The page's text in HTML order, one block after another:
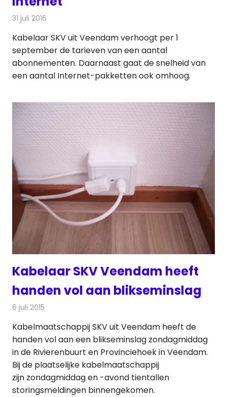
31 juli 2016
Kabelaar SKV uit Veendam verhoogt per 1
september de tarieven van een aantal
abonnementen. Daarnaast gaat de snelheid van
een aantal Internet-pakketten ook omhoog.
Kabelaar SKV Veendam heeft
handen vol aan blikseminslag
6 juli 2015
Kabelmaatschappij SKV uit Veendam heeft de
handen vol aan een blikseminslag zondagmiddag
in de Rivierenbuurt en Provinciehoek in Veendam.
Bij de plaatselijke kabelmaatschappij
zijn zondagmiddag en -avond tientallen
storingsmeldingen binnengekomen.